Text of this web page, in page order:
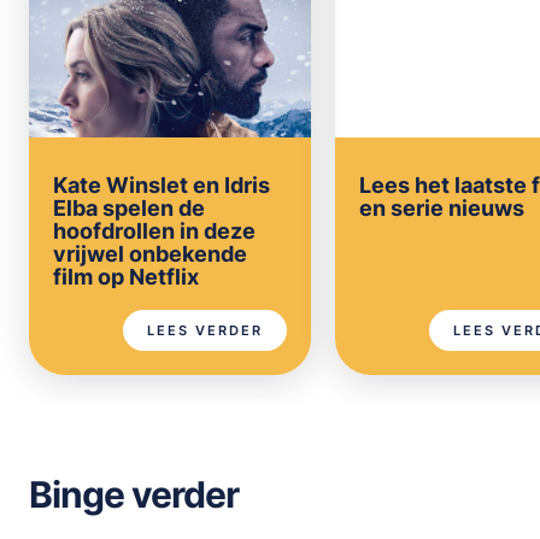
Kate Winslet en Idris
Elba spelen de
hoofdrollen in deze
vrijwel onbekende
film op Netflix
LEES VERDER
Lees het laatste
en serie nieuws
LEES
Binge verder